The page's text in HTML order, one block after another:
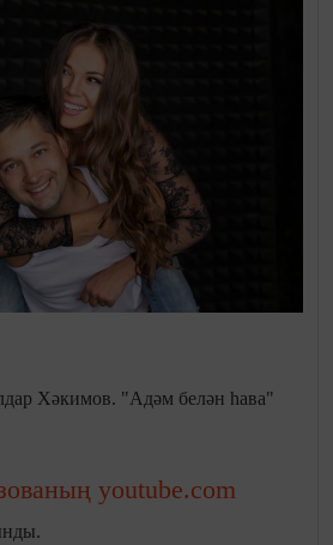
Хәкимов. "Адәм белән һава"
youtube.com